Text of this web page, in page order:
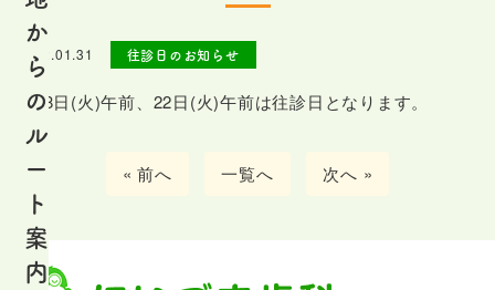
か
ら
の
ル
ー
ト
案
内
2022.01.31 往診日のお知らせ
2月8日(火)午前、22日(火)午前は往診日となります。
« 前へ 一覧へ 次へ »